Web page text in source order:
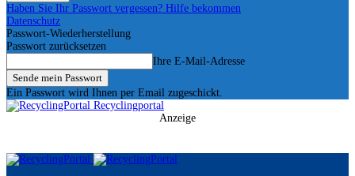
Haben Sie Ihr Passwort vergessen? Hilfe bekommen
Datenschutz
Passwort-Wiederherstellung
Passwort zurücksetzen
Ihre E-Mail-Adresse
Ein Passwort wird Ihnen per Email zugeschickt.
Recyclingportal
Anzeige